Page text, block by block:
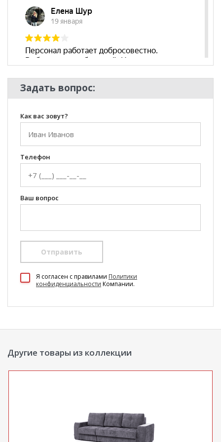
Комната
Гостиная
Задать вопрос:
Как вас зовут?
Телефон
Ваш вопрос
Отправить
Я согласен c правилами Политики
конфиденциальности Компании.
Другие товары из коллекции